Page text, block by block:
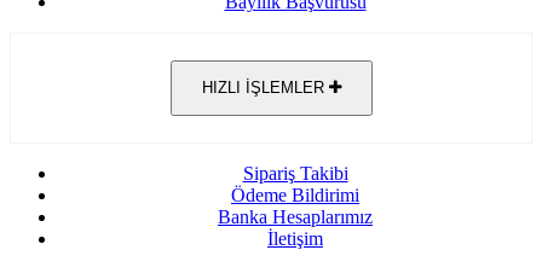
HIZLI İŞLEMLER
Sipariş Takibi
Ödeme Bildirimi
Banka Hesaplarımız
İletişim